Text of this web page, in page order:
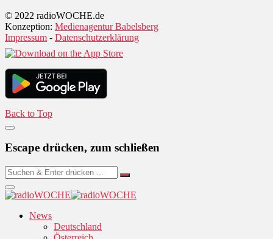
© 2022 radioWOCHE.de
Konzeption: Medienagentur Babelsberg
Impressum - Datenschutzerklärung
Back to Top
Escape drücken, zum schließen
News
Deutschland